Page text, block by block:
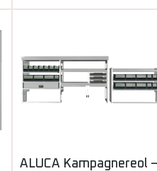
ALUCA Kampagnereol –